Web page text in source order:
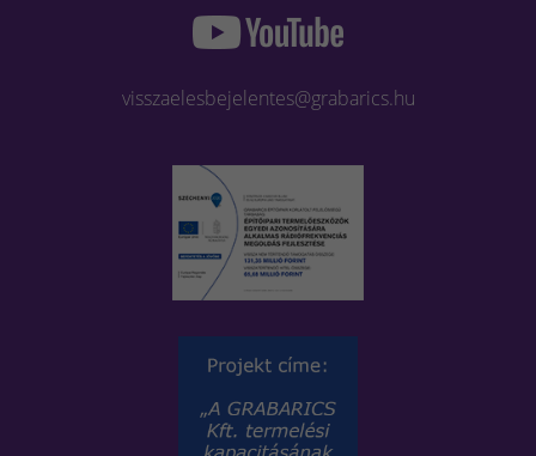
visszaelesbejelentes@grabarics.hu